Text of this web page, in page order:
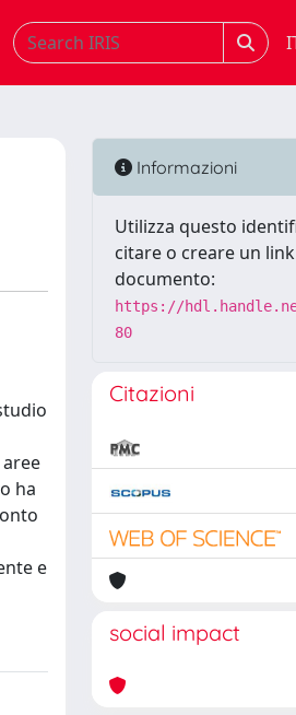
ha
e
Informazioni
Utilizza questo
citare o creare un
documento:
https://
80
Citazioni
social impact